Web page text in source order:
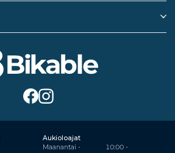
Aukioloajat
Maanantai -
10:00 -